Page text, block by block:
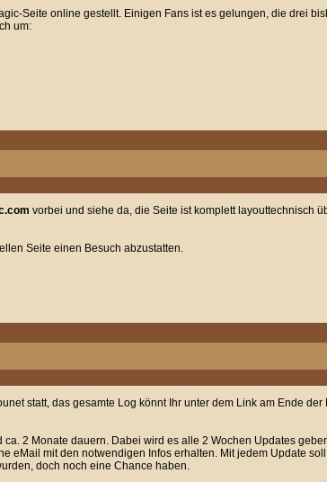
Seite online gestellt. Einigen Fans ist es gelungen, die drei
um:
vorbei und siehe da, die Seite ist komplett layouttechnisch
Seite einen Besuch abzustatten.
statt, das gesamte Log könnt Ihr unter dem Link am Ende
2 Monate dauern. Dabei wird es alle 2 Wochen Updates
eMail mit den notwendigen Infos erhalten. Mit jedem Update
doch noch eine Chance haben.